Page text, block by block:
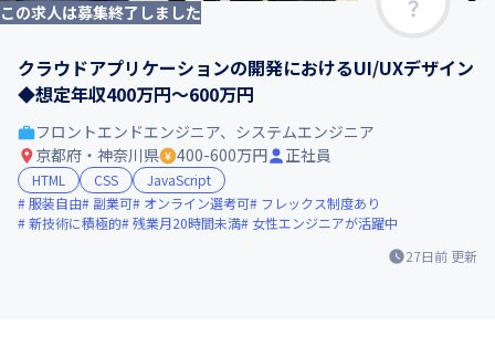
この求人は募集終了しました
クラウドアプリケーションの開発におけるUI/UXデザイン
◆想定年収400万円～600万円
27日前 更新
フロントエンドエンジニア、システムエンジニア
京都府・神奈川県
400-600万円 正社員
HTML CSS
JavaScript
服装自由
副業可 オンライン選考可
フレックス制度あり
新技術に積極的 残業月20時間未満 女性エンジニアが活躍中